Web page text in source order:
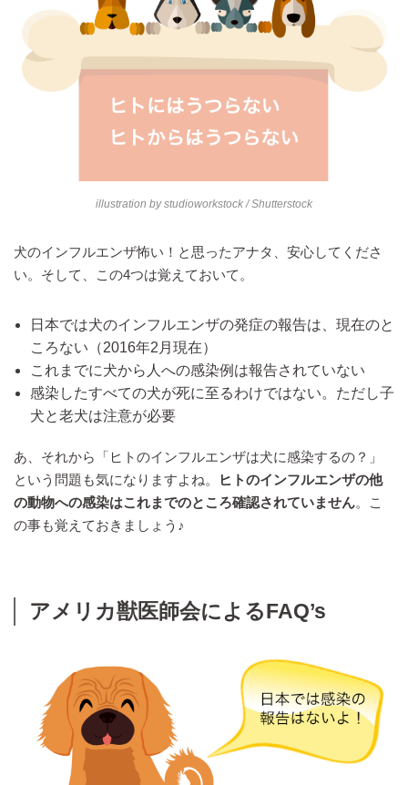
illustration bystudioworkstock / Shutterstock
犬のインフルエンザ怖い！と思ったアナタ、安心してくださ
い。そして、この4つは覚えておいて。
日本では犬のインフルエンザの発症の報告は、現在のと
ころない（2016年2月現在）
これまでに犬から人への感染例は報告されていない
感染したすべての犬が死に至るわけではない。ただし子
犬と老犬は注意が必要
あ、それから「ヒトのインフルエンザは犬に感染するの？」
という問題も気になりますよね。
ヒトのインフルエンザの他
の動物への感染はこれまでのところ確認されていません。こ
の事も覚えておきましょう♪
アメリカ獣医師会によるFAQ’s